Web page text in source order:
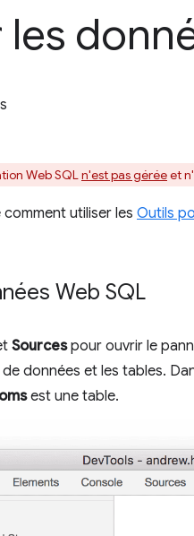
Web SQLn'est pas géréeet
utiliser les Outils
Web SQL
Sourcespour ouvrir le
données et les tables.
est une table.